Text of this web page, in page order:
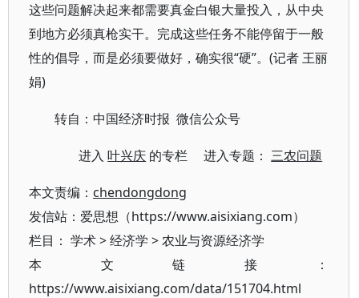
这些问题解决起来都需要真金白银大量投入，从中央
到地方必须真枪实干。完成这些任务不能停留于一般
性的倡导，而是必须要做好，确实很“硬”。(记者 王丽
娟)
转自：中国经济时报 微信公众号
进入叶兴庆 的专栏 进入专题：三农问题
本文责编： chendongdong
发信站：爱思想（https://www.aisixiang.com）
栏目： 学术>经济学 >农业与资源经济学
本文链接：
https://www.aisixiang.com/data/151704.html